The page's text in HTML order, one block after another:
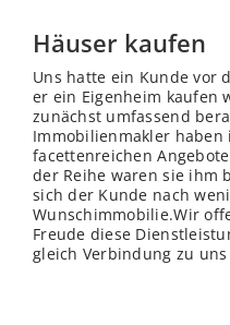
Häuser kaufen
Uns hatte ein Kunde vor
er ein Eigenheim kaufen
zunächst umfassend
Immobilienmakler
facettenreichen
der Reihe waren sie ihm
sich der Kunde nach
Wunschimmobilie.Wir
Freude diese
gleich Verbindung zu uns